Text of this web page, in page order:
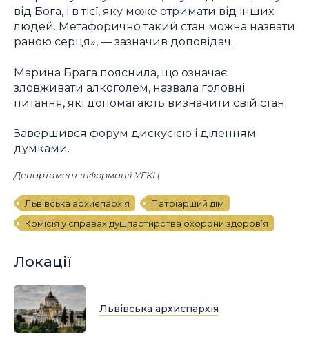
від Бога, і в тієї, яку може отримати від інших
людей. Метафорично такий стан можна назвати
раною серця», — зазначив доповідач.
Марина Брага пояснила, що означає
зловживати алкоголем, назвала головні
питання, які допомагають визначити свій стан.
Завершився форум дискусією і діленням
думками.
Департамент інформації УГКЦ
Львівська архиєпархія
Патріарший дім
Комісія у справах душпастирства охорони здоров’я
Локації
Львівська архиєпархія